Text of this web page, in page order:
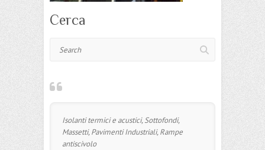
Cerca
Isolanti termici e acustici, Sottofondi,
Massetti, Pavimenti Industriali, Rampe
antiscivolo